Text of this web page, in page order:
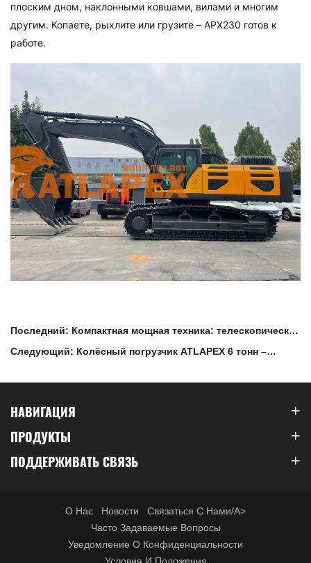
плоским дном, наклонными ковшами, вилами и многим
другим. Копаете, рыхлите или грузите – APX230 готов к
работе.
Последний: Компактная мощная техника: телескопическая
стрела 3.0 т для сложных объектов
Следующий: Колёсный погрузчик ATLAPEX 6 тонн –
НАВИГАЦИЯ
ПРОДУКТЫ
ПОДДЕРЖИВАТЬ СВЯЗЬ
О Нас Новости
Связаться С Нами/a>
Часто Задаваемые Вопросы
Уведомление О Конфиденциальности
Условия И Положения